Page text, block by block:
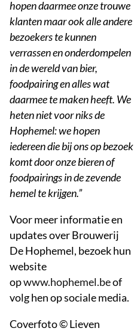
hopen daarmee onze trouwe
klanten maar ook alle andere
bezoekers te kunnen
verrassen en onderdompelen
in de wereld van bier,
foodpairing en alles wat
daarmee te maken heeft. We
heten niet voor niks de
Hophemel: we hopen
iedereen die bij ons op bezoek
komt door onze bieren of
foodpairings in de zevende
hemel te krijgen.”
Voor meer informatie en
updates over Brouwerij
De Hophemel, bezoek hun
website
opwww.hophemel.beof
volg hen op sociale media.
Coverfoto © Lieven